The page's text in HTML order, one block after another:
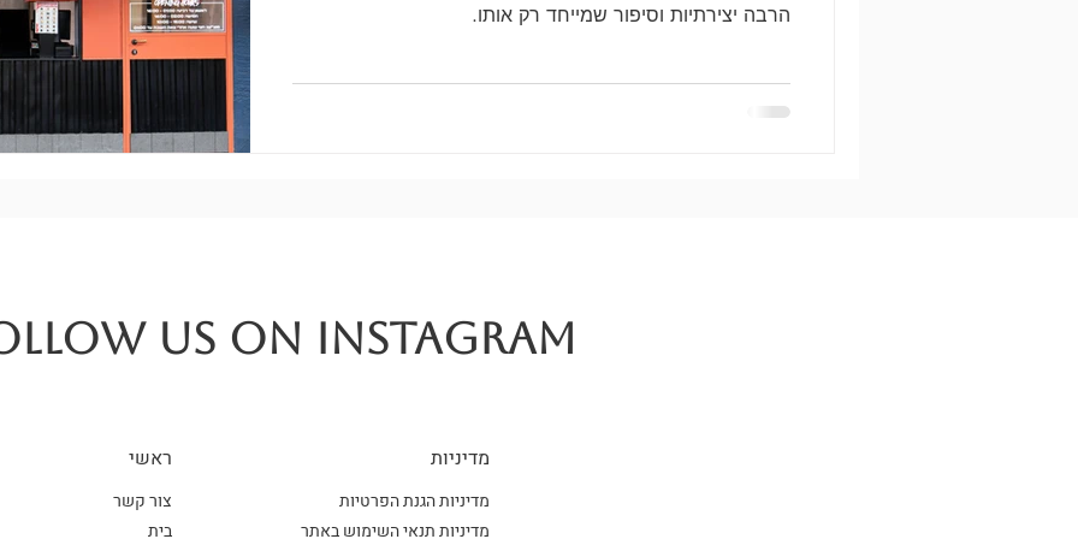
הרבה יצירתיות וסיפור שמייחד רק אותו.
US ON INSTAGRAM
מדיניות ראשי
מדיניות הגנת הפרטיות
צור קשר
מדיניות תנאי השימוש באתר
בית